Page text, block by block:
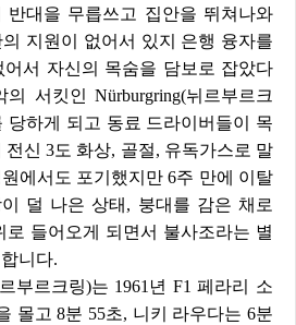
반대 을 무릅쓰고 집안을 뛰쳐나와
지원이 없어서 있지 은행 융자를
서 자신의 목숨을 담보로 잡았다
서킷인 Nürburgring(뉘르부르크
당하게 되고 동료 드라이버들이 목
신 3도 화상, 골절, 유독가스로 말
에서도 포기했지만 6주 만에 이탈
덜 나은 상태, 붕대를 감은 채로
로 들어오게 되면서 불사조라는 별
니다.
몰고 8분 55초, 니키 라우다는 6분